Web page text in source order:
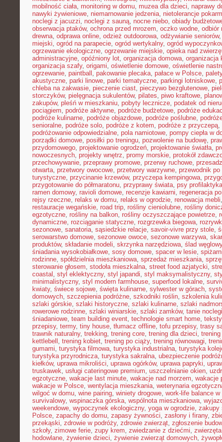
mobilność ciała, monitoring w domu, muzea dla dzieci, naprawy
nawyki żywieniowe, niemarnowanie jedzenia, nietolerancje
noclegi z jacuzzi, noclegi z sauną, nocne niebo, obiady
obserwacja ptaków, ochrona przed mrozem, oczko wodne, odbiór
drewna, odprawa online, odzież outdoorowa, odżywianie seniorów
miejski, ogród na parapecie, ogród wertykalny, ogród
ogrzewanie ekologiczne, ogrzewanie miejskie, opieka nad
administracyjne, opóźniony lot, organizacja domowa, organizacja
organizacja szafy, origami, oświetlenie domowe, oświetlenie
ogrzewanie, paintball , pakowanie plecaka, pałace w Polsce,
akustyczne, parki linowe, parki tematyczne, parkingi lotniskowe,
chleba na zakwasie, pieczenie ciast, pieczywo bezglutenowe,
storczyków, pielęgnacja sukulentów, pilates, piwo kraftowe,
zakupów, pleśń w mieszkaniu, pobyty lecznicze, podatek od
pociągiem, podróże aktywne, podróże budżetowe, podróże
podróże kulinarne, podróże objazdowe, podróże poślubne,
senioralne, podróże solo, podróże z kotem, podróże z przyczepą,
podróżowanie odpowiedzialne, pola namiotowe, pompy ciepła w
porządki domowe, posiłki po treningu, pozwolenie na budowę,
przydomowego, projektowanie ogrodzeń, projektowanie światła,
nowoczesnych, projekty wnętrz, promy morskie, protokół
przechowywanie, przeprawy promowe, przerwy ruchowe,
otwarta, przetwory owocowe, przetwory warzywne, przewodnik
turystyczne, przycinanie krzewów, przyczepa kempingowa,
przygotowanie do półmaratonu, przyprawy świata, psy profilaktyka
ramen domowy, ravioli domowe, recenzje kawiarni, regeneracja
rejsy rzeczne, relaks w domu, relaks w ogrodzie, renowacja mebli
restauracje wegańskie, road trip, rośliny cieniolubne, rośliny
egzotyczne, rośliny na balkon, rośliny oczyszczające powietrze,
dynamiczne, rozciąganie statyczne, rozgrzewka biegowa,
sezonowe, sanatoria, sąsiedzkie relacje, savoir-vivre przy stole,
serowarstwo domowe, sezonowe owoce, sezonowe warzywa,
produktów, składanie modeli, skrzynka narzędziowa, ślad
śniadania wysokobiałkowe, sosy domowe, spacer w lesie,
rodzinne, spółdzielnia mieszkaniowa, sprzedaż mieszkania,
sterowanie głosem, stodoła mieszkalna, street food azjatycki,
coastal , styl eklektyczny, styl japandi, styl maksymalistyczny,
minimalistyczny, styl modern farmhouse, superfood lokalne,
kwiaty, świece sojowe, święta kulinarne, sylwester w górach,
domowych, szczepienia podróżne, szkodniki roślin, szkolenia
szlaki górskie, szlaki historyczne, szlaki kulinarne, szlaki
rowerowe rodzinne, szlaki winiarskie, szlaki zamków, tanie noclegi
śniadaniowe, team building event, technologie smart home,
przepisy, termy, tiny house, tłumacz offline, tofu przepisy, trasy
trawnik naturalny, trekking, trening core, trening dla dzieci,
kettlebell , trening kobiet, trening po ciąży, trening równowagi,
gumami, turystyka filmowa, turystyka industrialna, turystyka
turystyka przyrodnicza, turystyka sakralna, ubezpieczenie
kiełków, uprawa mikroliści, uprawa ogórków, uprawa papryki,
truskawek, usługi cateringowe premium, uszczelnianie okien,
egzotyczne, wakacje last minute, wakacje nad morzem, wakacje
wakacje w Polsce, wentylacja mieszkania, weterynaria
wilgoć w domu, wine pairing, winiety drogowe, work-life balance w
survivalowy, wspinaczka górska, wspólnota mieszkaniowa,
weekendowe, wypoczynek ekologiczny, yoga w ogrodzie, zakupy
Polsce, zapachy do domu, zapasy żywności, zasłony i firany,
przekąski, zdrowie w podróży, zdrowie zwierząt, zgłoszenie
szkoły, zimowe ferie, zupy krem, zwiedzanie z dziećmi,
hodowlane, żywienie dzieci, żywienie zwierząt domowych,